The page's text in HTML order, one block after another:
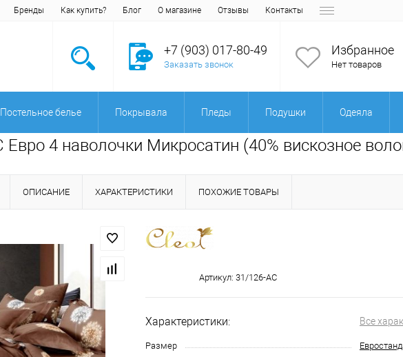
Бренды Как купить? Блог О магазине Отзывы Контакты
+7 (903) 017-80-49
Заказать звонок
Избранное
Нет товаров
Постельное белье Покрывала Пледы Подушки Одеяла
4 наволочки Микросатин (40% вискозное
ОПИСАНИЕ ХАРАКТЕРИСТИКИ ПОХОЖИЕ ТОВАРЫ
Артикул: 31/126-AC
Характеристики: Все
Размер